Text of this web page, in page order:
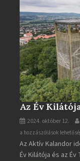
Az Év
2024. október 12.
Az
Év
Kilátója
a hozzászólások
Az Aktív Kalandor
Év Kilátója és az